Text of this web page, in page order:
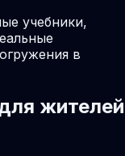
учебники,
в
жителей